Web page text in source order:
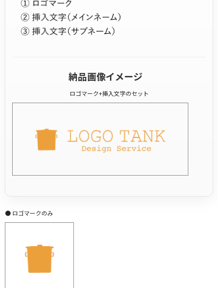
納品画像イメージ
ロゴマーク+挿入文字のセット
● ロゴマークのみ